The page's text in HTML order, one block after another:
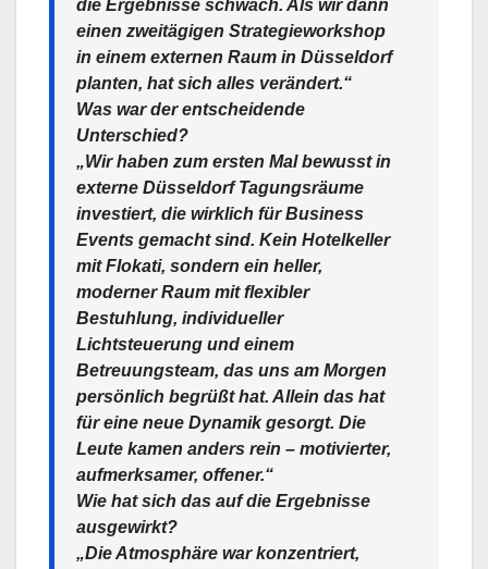
die Ergebnisse schwach. Als wir dann
einen zweitägigen Strategieworkshop
in einem externen Raum in Düsseldorf
planten, hat sich alles verändert.“
Was war der entscheidende
Unterschied?
„Wir haben zum ersten Mal bewusst in
externe Düsseldorf Tagungsräume
investiert, die wirklich für Business
Events gemacht sind. Kein Hotelkeller
mit Flokati, sondern ein heller,
moderner Raum mit flexibler
Bestuhlung, individueller
Lichtsteuerung und einem
Betreuungsteam, das uns am Morgen
persönlich begrüßt hat. Allein das hat
für eine neue Dynamik gesorgt. Die
Leute kamen anders rein – motivierter,
aufmerksamer, offener.“
Wie hat sich das auf die Ergebnisse
ausgewirkt?
„Die Atmosphäre war konzentriert,